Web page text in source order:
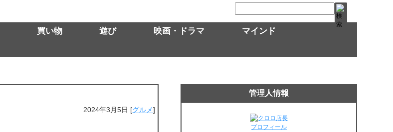
買い物 遊び 映画・ドラマ
マインド
2024年3月5日 [グルメ]
管理人情報
プロフィール